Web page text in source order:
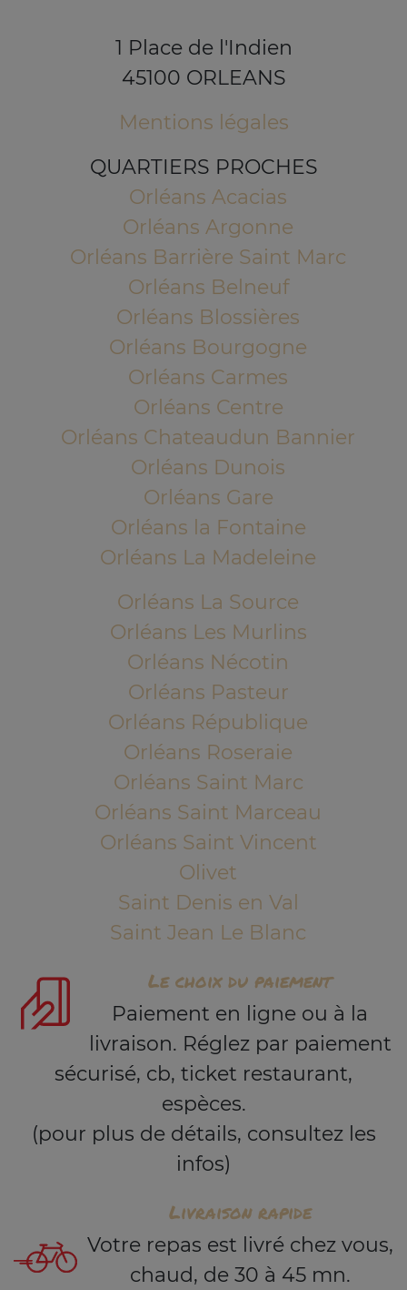
1 Place de l'Indien
45100 ORLEANS
Mentions légales
QUARTIERS PROCHES
Orléans Acacias
Orléans Argonne
Orléans Barrière Saint Marc
Orléans Belneuf
Orléans Blossières
Orléans Bourgogne
Orléans Carmes
Orléans Centre
Orléans Chateaudun Bannier
Orléans Dunois
Orléans Gare
Orléans la Fontaine
Orléans La Madeleine
Orléans La Source
Orléans Les Murlins
Orléans Nécotin
Orléans Pasteur
Orléans République
Orléans Roseraie
Orléans Saint Marc
Orléans Saint Marceau
Orléans Saint Vincent
Olivet
Saint Denis en Val
Saint Jean Le Blanc
Le choix du paiement
Paiement en ligne ou à la
livraison. Réglez par paiement
sécurisé, cb, ticket restaurant,
espèces.
(pour plus de détails, consultez les
infos)
Livraison rapide
Votre repas est livré chez vous,
chaud, de 30 à 45 mn.